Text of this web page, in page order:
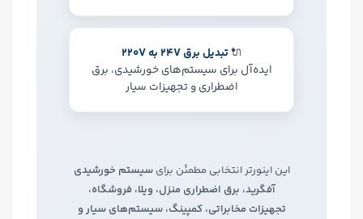
🔌تبدیل برق 24V به 220V
ایده‌آل برای سیستم‌های خورشیدی، برق
اضطراری و تجهیزات سیار
این اینورتر انتخابی مطمئن برایسیستم خورشیدی
آفگرید، برق اضطراری منزل، ویلا، فروشگاه،
تجهیزات مخابراتی، کمپینگ، سیستم‌های سیار و